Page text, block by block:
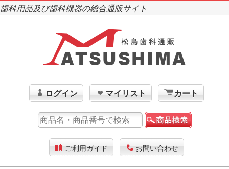
歯科用品及び歯科機器の総合通販サイト
ログイン マイリスト カート
ご利用ガイド お問い合わせ